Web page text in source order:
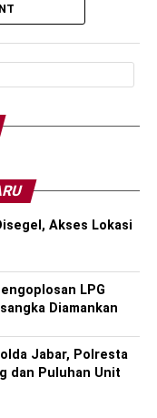
Akses Lokasi
LPG
Diamankan
Jabar, Polresta
dan Puluhan Unit